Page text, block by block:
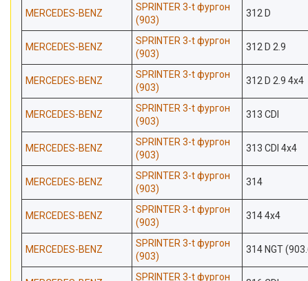
MERCEDES-BENZ
SPRINTER 3-t фургон
(903)
312 D
MERCEDES-BENZ
SPRINTER 3-t фургон
(903)
312 D 2.9
MERCEDES-BENZ
SPRINTER 3-t фургон
(903)
312 D 2.9 4x4
MERCEDES-BENZ
SPRINTER 3-t фургон
(903)
313 CDI
MERCEDES-BENZ
SPRINTER 3-t фургон
(903)
313 CDI 4x4
MERCEDES-BENZ
SPRINTER 3-t фургон
(903)
314
MERCEDES-BENZ
SPRINTER 3-t фургон
(903)
314 4x4
MERCEDES-BENZ
SPRINTER 3-t фургон
(903)
314 NGT
SPRINTER 3-t фургон